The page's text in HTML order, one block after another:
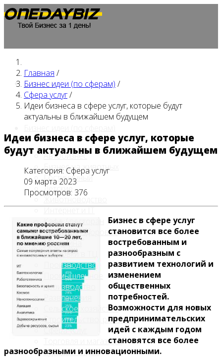
Главная
Автобизнес
Бизнес на животных
Гостиничный
Детские
Животноводство
Кафе / ресторан
Красота и здоровье
Медицина
Островки в ТЦ
Производство
Промышленное
производство
Развлечения
Сельское хозяйство
Строительство, ремонт
Сфера услуг
Торговля и магазины
Туризм и отдых
Главная /
Бизнес идеи (по сферам) /
Сфера услуг/
Идеи бизнеса в сфере услуг, которые будут
актуальны в ближайшем будущем
Идеи бизнеса в сфере услуг, которые
будут актуальны в ближайшем будущем
Категория: Сфера услуг
09 марта 2023
Просмотров: 376
Бизнес в сфере услуг
становится все более
востребованным и
разнообразным с
развитием технологий и
изменением
общественных
потребностей.
Возможности для новых
предпринимательских
идей с каждым годом
становятся все более
разнообразными и инновационными.